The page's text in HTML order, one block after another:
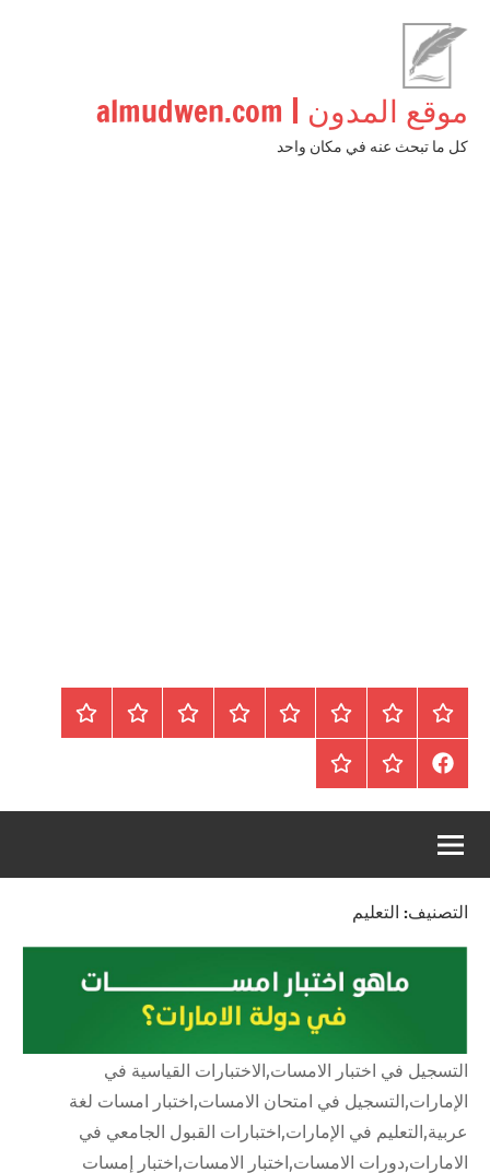
المحتوى
موقع المدون | almudwen.com
كل ما تبحث عنه في مكان واحد
الرئيسيةالمواضيعوظائف
محلية
/
دولية
عقارات Blog
من
اتصل
سياسة
FaceBookعقارات
للبيع
أرشيف
موقع
التصنيف: التعليم
التسجيل في اختبار الامسات,الاختبارات القياسية في
الإمارات,التسجيل في امتحان الامسات,اختبار امسات لغة
عربية,التعليم في الإمارات,اختبارات القبول الجامعي في
الامارات,دورات الامسات,اختبار الامسات,اختبار إمسات